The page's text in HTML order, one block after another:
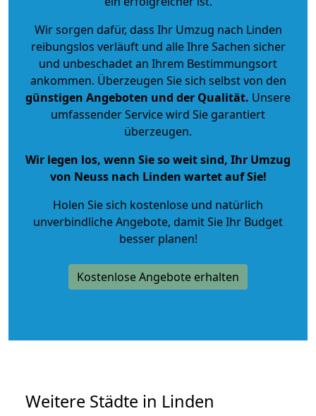
Wir sorgen dafür, dass Ihr Umzug nach Linden
reibungslos verläuft und alle Ihre Sachen sicher
und unbeschadet an Ihrem Bestimmungsort
ankommen. Überzeugen Sie sich selbst von den
günstigen Angeboten und der Qualität. Unsere
umfassender Service wird Sie garantiert
überzeugen.
Wir legen los, wenn Sie so weit sind, Ihr Umzug
von Neuss nach Linden wartet auf Sie!
Holen Sie sich kostenlose und natürlich
unverbindliche Angebote, damit Sie Ihr Budget
besser planen!
Kostenlose Angebote erhalten
Weitere Städte in Linden